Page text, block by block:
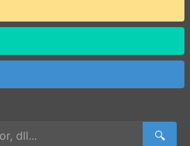
🔍